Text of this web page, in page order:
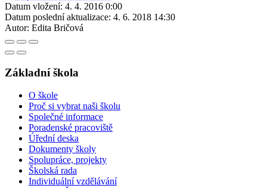
Datum vložení: 4. 4. 2016 0:00
Datum poslední aktualizace: 4. 6. 2018 14:30
Autor: Edita Bričová
Základní škola
O škole
Proč si vybrat naši školu
Společné informace
Poradenské pracoviště
Úřední deska
Dokumenty školy
Spolupráce, projekty
Školská rada
Individuální vzdělávání